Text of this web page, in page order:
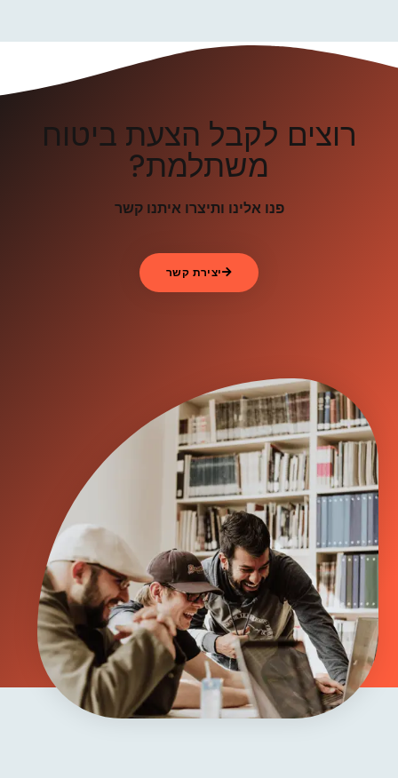
רוצים לקבל הצעת ביטוח
משתלמת?
פנו אלינו ותיצרו איתנו קשר
יצירת קשר